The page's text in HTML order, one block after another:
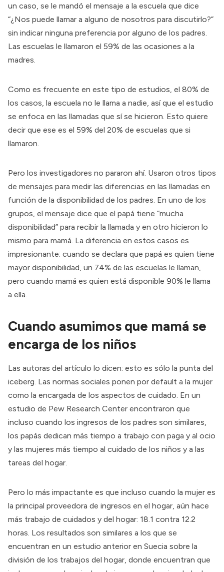
un caso, se le mandó el mensaje a la escuela que dice
“¿Nos puede llamar a alguno de nosotros para discutirlo?”
sin indicar ninguna preferencia por alguno de los padres.
Las escuelas le llamaron el 59% de las ocasiones a la
madres.
Como es frecuente en este tipo de estudios, el 80% de
los casos, la escuela no le llama a nadie, así que el estudio
se enfoca en las llamadas que sí se hicieron. Esto quiere
decir que ese es el 59% del 20% de escuelas que si
llamaron.
Pero los investigadores no pararon ahí. Usaron otros tipos
de mensajes para medir las diferencias en las llamadas en
función de la disponibilidad de los padres. En uno de los
grupos, el mensaje dice que el papá tiene “mucha
disponibilidad” para recibir la llamada y en otro hicieron lo
mismo para mamá. La diferencia en estos casos es
impresionante: cuando se declara que papá es quien tiene
mayor disponibilidad, un 74% de las escuelas le llaman,
pero cuando mamá es quien está disponible 90% le llama
a ella.
Cuando asumimos que mamá se
encarga de los niños
Las autoras del artículo lo dicen: esto es sólo la punta del
iceberg. Las normas sociales ponen por default a la mujer
como la encargada de los aspectos de cuidado. En un
estudio de Pew Research Center encontraron que
incluso cuando los ingresos de los padres son similares,
los papás dedican más tiempo a trabajo con paga y al ocio
y las mujeres más tiempo al cuidado de los niños y a las
tareas del hogar.
Pero lo más impactante es que incluso cuando la mujer es
la principal proveedora de ingresos en el hogar, aún hace
más trabajo de cuidados y del hogar: 18.1 contra 12.2
horas. Los resultados son similares a los que se
encuentran en un estudio anterior en Suecia sobre la
división de los trabajos del hogar, donde encuentran que